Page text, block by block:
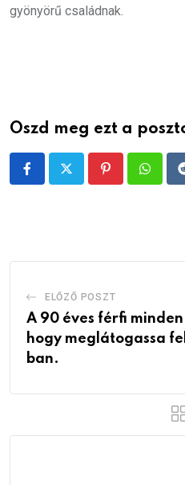
gyönyörű családnak.
Oszd meg ezt a
Pinterest
ELŐZŐ POSZT
A 90 éves férfi
hogy meglátogassa
ban.